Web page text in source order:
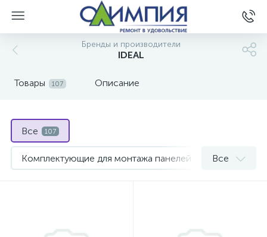
Бренды и производители
IDEAL
Товары 107 Описание
Все 107
Комплектующие для монтажа панелей Все